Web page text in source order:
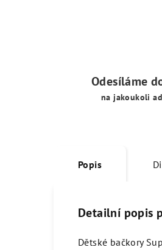
Odesíláme
na jakoukoli
Popis
Detailní popis
Dětské bačkory